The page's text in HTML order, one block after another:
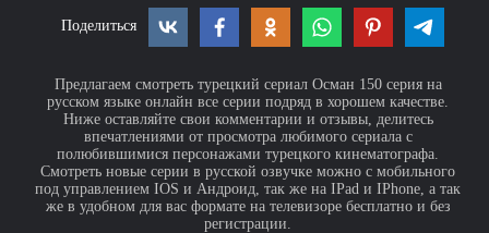
Поделиться
Предлагаем смотреть турецкий сериал Осман 150 серия на
русском языке онлайн все серии подряд в хорошем качестве.
Ниже оставляйте свои комментарии и отзывы, делитесь
впечатлениями от просмотра любимого сериала с
полюбившимися персонажами турецкого кинематографа.
Смотреть новые серии в русской озвучке можно с мобильного
под управлением IOS и Андроид, так же на IPad и IPhone, а так
же в удобном для вас формате на телевизоре бесплатно и без
регистрации.